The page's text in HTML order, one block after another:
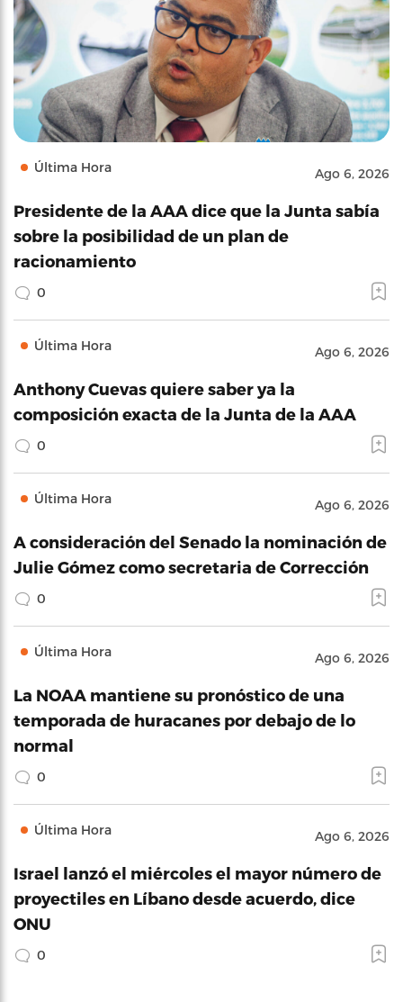
Última Hora Ago 6, 2026
Presidente de la AAA dice que la Junta sabía
sobre la posibilidad de un plan de
racionamiento
0
Última Hora Ago 6, 2026
Anthony Cuevas quiere saber ya la
composición exacta de la Junta de la AAA
0
Última Hora Ago 6, 2026
A consideración del Senado la nominación de
Julie Gómez como secretaria de Corrección
0
Última Hora Ago 6, 2026
La NOAA mantiene su pronóstico de una
temporada de huracanes por debajo de lo
normal
0
Última Hora Ago 6, 2026
Israel lanzó el miércoles el mayor número de
proyectiles en Líbano desde acuerdo, dice
ONU
0